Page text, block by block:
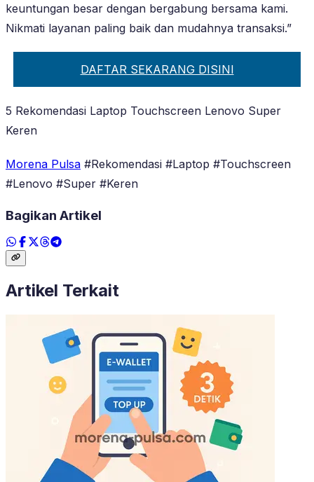
keuntungan besar dengan bergabung bersama kami.
Nikmati layanan paling baik dan mudahnya transaksi.”
DAFTAR SEKARANG DISINI
5 Rekomendasi Laptop Touchscreen Lenovo Super
Keren
Morena Pulsa #Rekomendasi #Laptop #Touchscreen
#Lenovo #Super #Keren
Bagikan Artikel
Artikel Terkait